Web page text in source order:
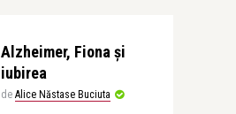
Alzheimer, Fiona și
iubirea
de Alice Năstase Buciuta